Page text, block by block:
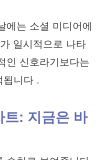
에는 소셜 미디어에
일시적으로 나타
인 신호라기보다는
됩니다 .
트: 지금은 바